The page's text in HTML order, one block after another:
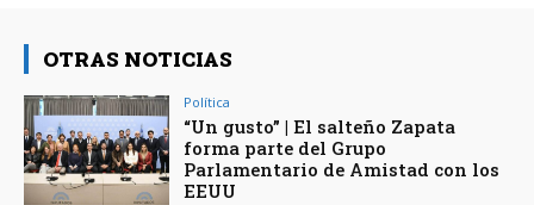
OTRAS NOTICIAS
Política
“Un gusto” | El salteño Zapata
forma parte del Grupo
Parlamentario de Amistad con los
EEUU